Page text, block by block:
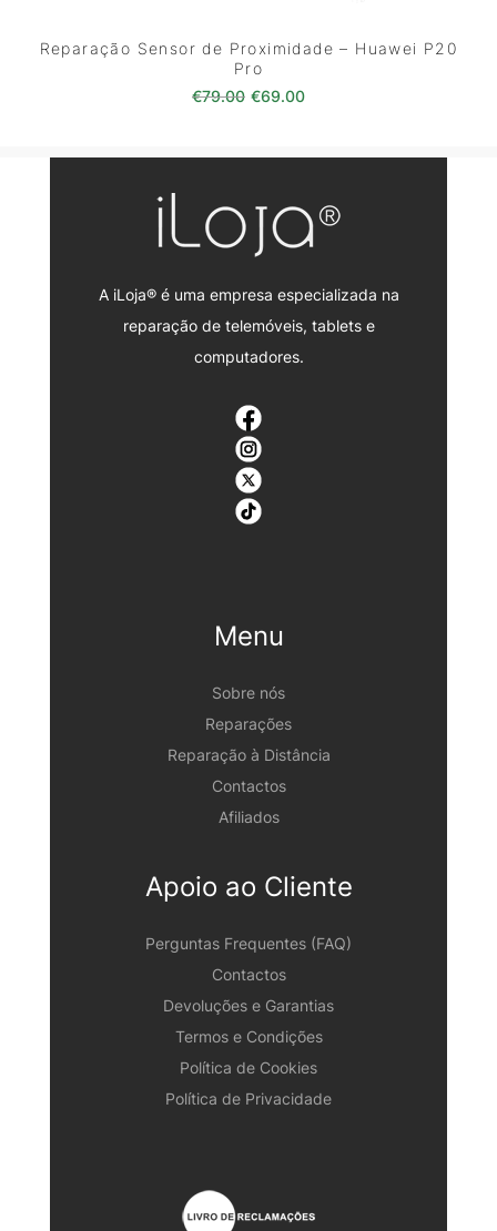
Reparação Sensor de Proximidade – Huawei P20
Pro
€79.00 O preço original era: €79.00.
€69.00O preço atual é:
A iLoja® é uma empresa especializada na
reparação de telemóveis, tablets e
computadores.
Menu
Sobre nós
Reparações
Reparação à Distância
Contactos
Afiliados
Apoio ao Cliente
Perguntas Frequentes (FAQ)
Contactos
Devoluções e Garantias
Termos e Condições
Política de Cookies
Política de Privacidade